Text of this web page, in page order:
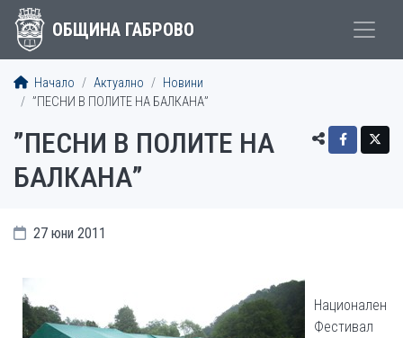
ОБЩИНА ГАБРОВО
Начало Актуално
Новини
”ПЕСНИ В ПОЛИТЕ НА БАЛКАНА”
”ПЕСНИ В ПОЛИТЕ НА
БАЛКАНА”
27 юни 2011
Национален
Фестивал